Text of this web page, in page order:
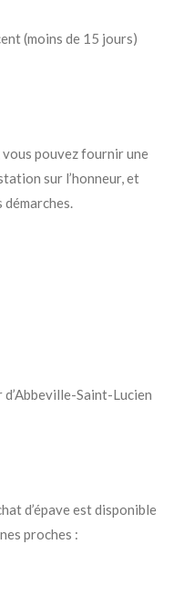
(moins de 15 jours)
pouvez fournir une
sur l’honneur, et
démarches.
Saint-Lucien
d’épave est disponible
proches :